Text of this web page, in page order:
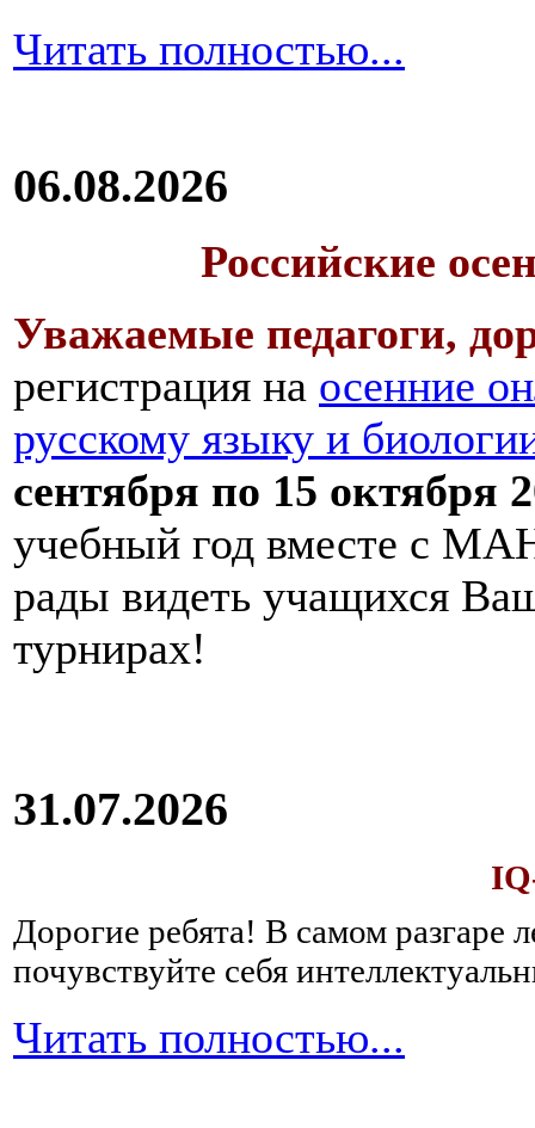
Читать полностью...
06.08.2026
Российские
Уважаемые педагоги,
регистрация на осенние
русскому языку и
сентября по 15 октября
учебный год вместе с
рады видеть учащихся
турнирах!
31.07.2026
Дорогие ребята! В самом разгаре
почувствуйте себя
Читать полностью...